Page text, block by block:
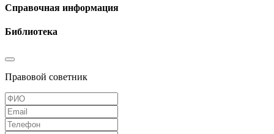
Справочная информация
Библиотека
Правовой советник